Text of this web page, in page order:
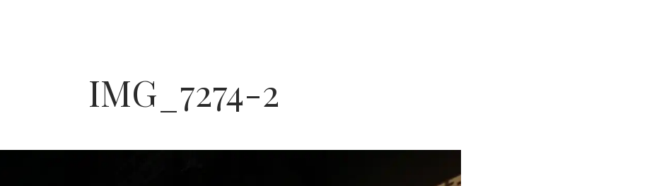
IMG_7274-2